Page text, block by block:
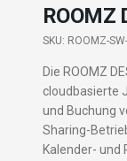
ROOMZ
SKU: ROOMZ-
Die ROOMZ
cloudbasierte
und Buchung
Sharing-
Kalender-